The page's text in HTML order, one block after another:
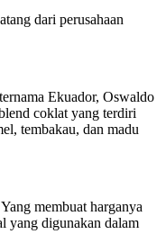
dari perusahaan
Ekuador, Oswaldo
coklat yang terdiri
tembakau, dan madu
membuat harganya
yang digunakan dalam